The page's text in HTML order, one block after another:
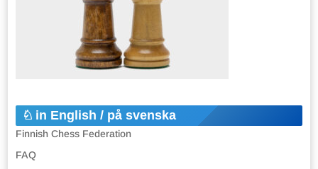
in English / på svenska
Finnish Chess Federation
FAQ